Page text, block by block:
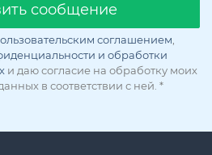
сообщение
соглашением
и обработки
и даю согласие на обработку моих
в соответствии с ней. *